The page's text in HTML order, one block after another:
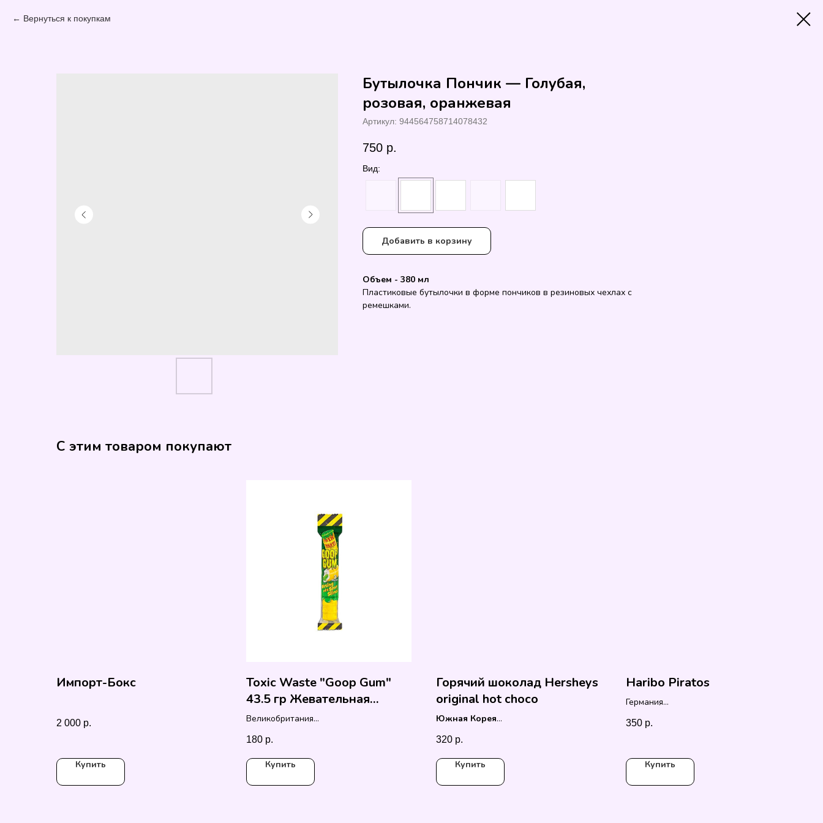
Вернуться к покупкам
Бутылочка Пончик — Голубая,
розовая, оранжевая
Артикул: 944564758714078432
750 р.
Вид:
Добавить в корзину
Объем - 380 мл
Пластиковые бутылочки в форме пончиков в резиновых чехлах с
ремешками.
С этим товаром покупают
Импорт-Бокс
2 000 р.
Купить
Toxic Waste "Goop Gum"
43.5 гр Жевательная
резинка
Великобритания
180 р.
Купить
Горячий шоколад Hersheys
original hot choco
Южная Корея
320 р.
Купить
Haribo Piratos
Германия
350 р.
Купить